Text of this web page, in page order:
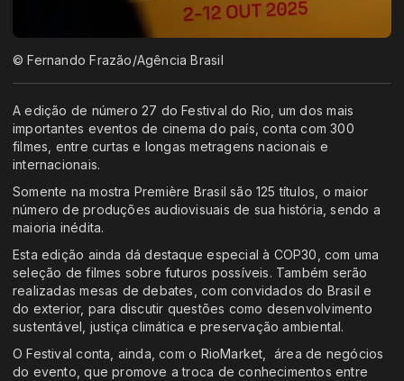
© Fernando Frazão/Agência Brasil
A edição de número 27 do Festival do Rio, um dos mais
importantes eventos de cinema do país, conta com 300
filmes, entre curtas e longas metragens nacionais e
internacionais.
Somente na mostra Première Brasil são 125 títulos, o maior
número de produções audiovisuais de sua história, sendo a
maioria inédita.
Esta edição ainda dá destaque especial à COP30, com uma
seleção de filmes sobre futuros possíveis. Também serão
realizadas mesas de debates, com convidados do Brasil e
do exterior, para discutir questões como desenvolvimento
sustentável, justiça climática e preservação ambiental.
O Festival conta, ainda, com o RioMarket, área de negócios
do evento, que promove a troca de conhecimentos entre